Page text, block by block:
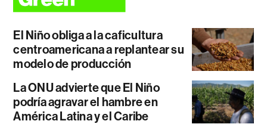
El Niño obliga a la caficultura
centroamericana a replantear su
modelo de producción
La ONU advierte que El Niño
podría agravar el hambre en
América Latina y el Caribe